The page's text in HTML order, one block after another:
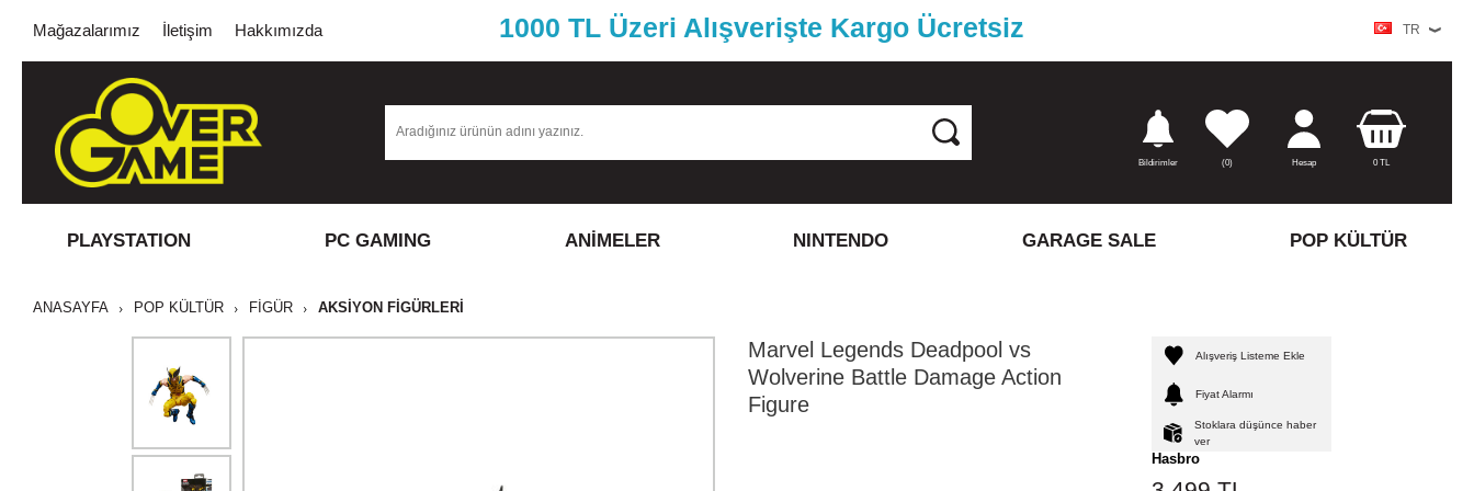
Mağazalarımız İletişim Hakkımızda 1000 TL Üzeri Alışverişte Kargo Ücretsiz TR
Bildirimler (0) Hesap 0TL
PLAYSTATION PC GAMING ANİMELER NINTENDO GARAGE SALE POP KÜLTÜR
ANASAYFA POP KÜLTÜR FİGÜR AKSIYON FIGÜRLERI
Marvel Legends Deadpool vs
Wolverine Battle Damage Action
Figure
Alışveriş Listeme Ekle
Fiyat Alarmı
Stoklara düşünce haber
ver
Hasbro